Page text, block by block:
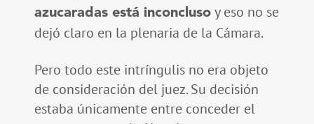
azucaradas está inconclusoy eso no se
dejó claro en la plenaria de la Cámara.
Pero todo este intríngulis no era objeto
de consideración del juez. Su decisión
estaba únicamente entre conceder el